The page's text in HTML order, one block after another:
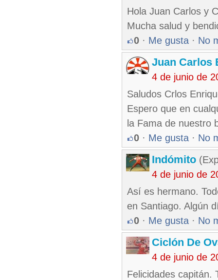
Hola Juan Carlos y
Mucha salud y
0 · Me gusta · No
Juan Carlos
4 de junio de
Saludos Crlos
Espero que en
la Fama de nuestro
0 · Me gusta · No
Indómito
4 de junio de
Así es hermano.
en Santiago. Algún
0 · Me gusta · No
Ciclón De
4 de junio de
Felicidades capitán.